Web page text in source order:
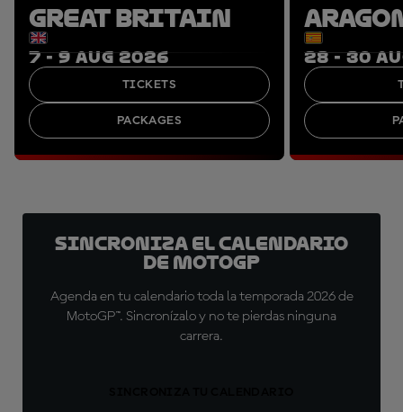
GREAT BRITAIN
7 - 9 AUG 2026
TICKETS
PACKAGES
28 - 30
Sincroniza el calendario
de MotoGP
Agenda en tu calendario toda la temporada 2026 de
MotoGP™. Sincronízalo y no te pierdas ninguna
carrera.